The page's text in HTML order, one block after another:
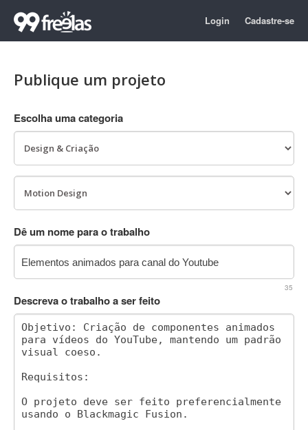
Login Cadastre-se
Publique um projeto
Escolha uma categoria
Dê um nome para o trabalho
35
Descreva o trabalho a ser feito